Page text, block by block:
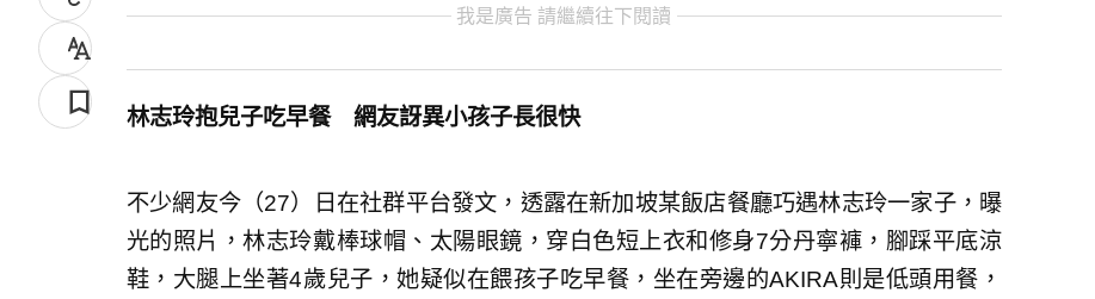
我是廣告 請繼續往下閱讀
林志玲抱兒子吃早餐 網友訝異小孩子長很快
不少網友今（27）日在社群平台發文，透露在新加坡某飯店餐廳巧遇林志玲一家子，曝
光的照片，林志玲戴棒球帽、太陽眼鏡，穿白色短上衣和修身7分丹寧褲，腳踩平底涼
鞋，大腿上坐著4歲兒子，她疑似在餵孩子吃早餐，坐在旁邊的AKIRA則是低頭用餐，